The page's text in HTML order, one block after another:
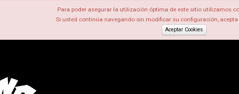
Para poder asegurar la utilización óptima de este sitio utilizamos
Si usted continúa navegando sin modificar su configuración, acepta
Aceptar Cookies